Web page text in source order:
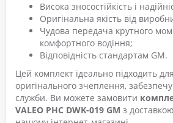
Висока зносостійкість і
Оригінальна якість від
Чудова передача крутного
комфортного водіння;
Відповідність стандартам GM.
Цей комплект ідеально підходить
оригінального зчеплення,
служби. Ви можете замовити
VALEO PHC DWK-019 GM з